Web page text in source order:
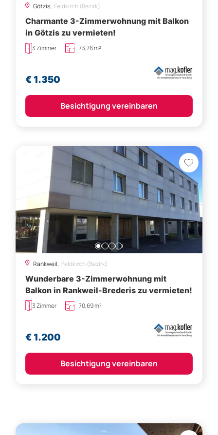
Götzis, Feldkirch (Bezirk)
Charmante 3-Zimmerwohnung mit Balkon
in Götzis zu vermieten!
3 Zimmer 73,76 m²
€ 1.350
Besichtigung vereinbaren
Rankweil, Feldkirch (Bezirk)
Wunderbare 3-Zimmerwohnung mit
Balkon in Rankweil-Brederis zu vermieten!
3 Zimmer 70,69 m²
€ 1.200
Besichtigung vereinbaren